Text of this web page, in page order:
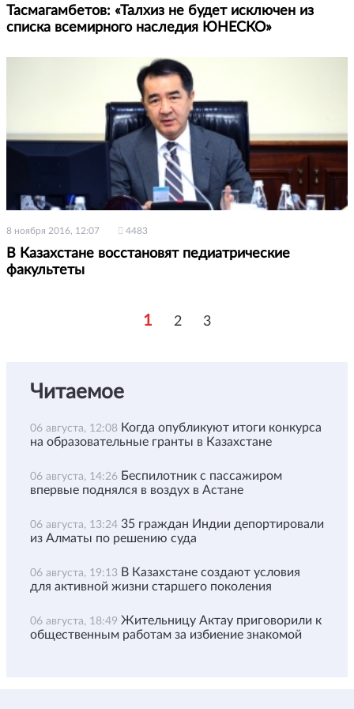
Тасмагамбетов: «Талхиз не будет исключен из
списка всемирного наследия ЮНЕСКО»
8 ноября 2016, 12:07 4483
В Казахстане восстановят педиатрические
факультеты
1 2 3
Читаемое
06 августа, 12:08 Когда опубликуют итоги конкурса
на образовательные гранты в Казахстане
06 августа, 14:26 Беспилотник с пассажиром
впервые поднялся в воздух в Астане
06 августа, 13:24 35 граждан Индии депортировали
из Алматы по решению суда
06 августа, 19:13 В Казахстане создают условия
для активной жизни старшего поколения
06 августа, 18:49 Жительницу Актау приговорили к
общественным работам за избиение знакомой